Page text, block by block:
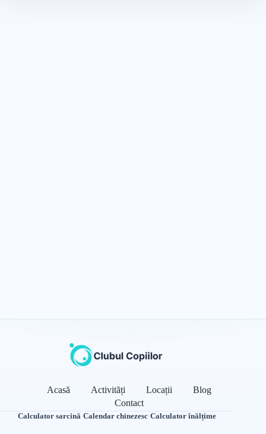
Acasă Activități Locații
Blog
Contact
Calculator sarcină·Calendar chinezesc·Calculator înălțime